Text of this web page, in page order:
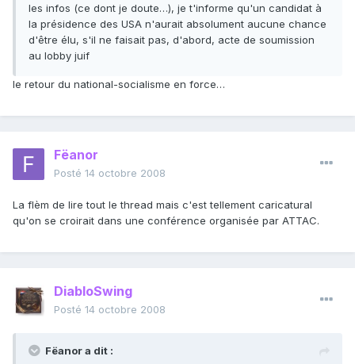
les infos (ce dont je doute…), je t'informe qu'un candidat à
la présidence des USA n'aurait absolument aucune chance
d'être élu, s'il ne faisait pas, d'abord, acte de soumission
au lobby juif
le retour du national-socialisme en force…
Fëanor
Posté 14 octobre 2008
La flèm de lire tout le thread mais c'est tellement caricatural
qu'on se croirait dans une conférence organisée par ATTAC.
DiabloSwing
Posté 14 octobre 2008
Fëanor a dit :